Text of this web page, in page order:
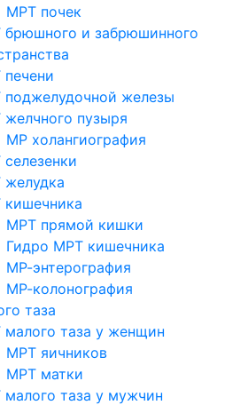
МРТ почек
и забрюшинного
железы
пузыря
МР холангиография
МРТ прямой кишки
Гидро МРТ кишечника
МР-энтерография
МР-колонография
таза
таза у женщин
МРТ яичников
МРТ матки
таза у мужчин